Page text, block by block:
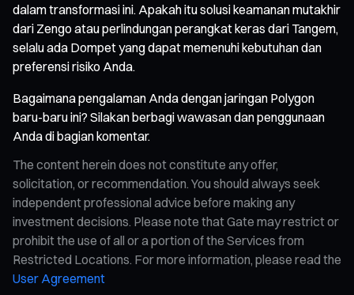
dalam transformasi ini. Apakah itu solusi keamanan mutakhir
dari Zengo atau perlindungan perangkat keras dari Tangem,
selalu ada Dompet yang dapat memenuhi kebutuhan dan
preferensi risiko Anda.
Bagaimana pengalaman Anda dengan jaringan Polygon
baru-baru ini? Silakan berbagi wawasan dan penggunaan
Anda di bagian komentar.
The content herein does not constitute any offer,
solicitation, or recommendation. You should always seek
independent professional advice before making any
investment decisions. Please note that Gate may restrict or
prohibit the use of all or a portion of the Services from
Restricted Locations. For more information, please read the
User Agreement